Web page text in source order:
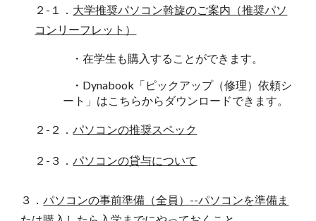
２- １． 大学推奨パソコン斡旋のご案内（推奨パソ
コンリーフレット）
・在学生も購入することができます。
・Dynabook「 ピックアップ（修理）依頼シ
ート」 はこちらから ダウンロードできます。
２ - ２．パソコンの推奨スペック
２ - ３．パソコンの貸与について
３．パソコンの事前準備（全員）--パソコンを準備ま